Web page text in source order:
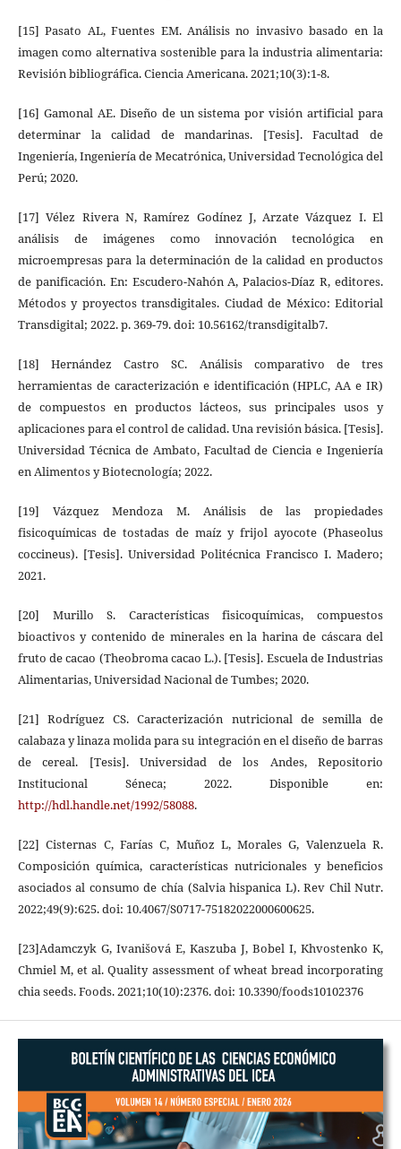
[15] Pasato AL, Fuentes EM. Análisis no invasivo basado en la
imagen como alternativa sostenible para la industria alimentaria:
Revisión bibliográfica. Ciencia Americana. 2021;10(3):1-8.
[16] Gamonal AE. Diseño de un sistema por visión artificial para
determinar la calidad de mandarinas. [Tesis]. Facultad de
Ingeniería, Ingeniería de Mecatrónica, Universidad Tecnológica del
Perú; 2020.
[17] Vélez Rivera N, Ramírez Godínez J, Arzate Vázquez I. El
análisis de imágenes como innovación tecnológica en
microempresas para la determinación de la calidad en productos
de panificación. En: Escudero-Nahón A, Palacios-Díaz R, editores.
Métodos y proyectos transdigitales. Ciudad de México: Editorial
Transdigital; 2022. p. 369-79. doi: 10.56162/transdigitalb7.
[18] Hernández Castro SC. Análisis comparativo de tres
herramientas de caracterización e identificación (HPLC, AA e IR)
de compuestos en productos lácteos, sus principales usos y
aplicaciones para el control de calidad. Una revisión básica. [Tesis].
Universidad Técnica de Ambato, Facultad de Ciencia e Ingeniería
en Alimentos y Biotecnología; 2022.
[19] Vázquez Mendoza M. Análisis de las propiedades
fisicoquímicas de tostadas de maíz y frijol ayocote (Phaseolus
coccineus). [Tesis]. Universidad Politécnica Francisco I. Madero;
2021.
[20] Murillo S. Características fisicoquímicas, compuestos
bioactivos y contenido de minerales en la harina de cáscara del
fruto de cacao (Theobroma cacao L.). [Tesis]. Escuela de Industrias
Alimentarias, Universidad Nacional de Tumbes; 2020.
[21] Rodríguez CS. Caracterización nutricional de semilla de
calabaza y linaza molida para su integración en el diseño de barras
de cereal. [Tesis]. Universidad de los Andes, Repositorio
Institucional Séneca; 2022. Disponible en:
http://hdl.handle.net/1992/58088.
[22] Cisternas C, Farías C, Muñoz L, Morales G, Valenzuela R.
Composición química, características nutricionales y beneficios
asociados al consumo de chía (Salvia hispanica L). Rev Chil Nutr.
2022;49(9):625. doi: 10.4067/S0717-75182022000600625.
[23]Adamczyk G, Ivanišová E, Kaszuba J, Bobel I, Khvostenko K,
Chmiel M, et al. Quality assessment of wheat bread incorporating
chia seeds. Foods. 2021;10(10):2376. doi: 10.3390/foods10102376